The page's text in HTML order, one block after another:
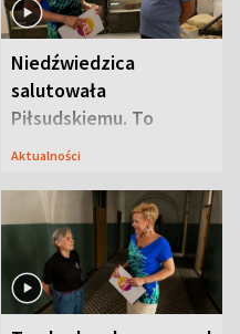
Niedźwiedzica
salutowała
Piłsudskiemu. To
niejedyna tajemnica
Aktualności